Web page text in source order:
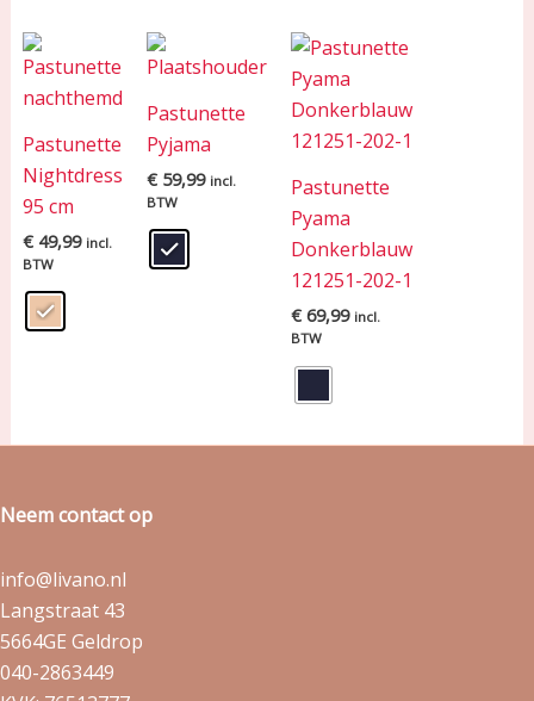
Pastunette
Nightdress
95 cm
€49,99 incl.
BTW
Pastunette
Pyjama
€59,99 incl.
BTW
Pastunette
Pyama
Donkerblauw
121251-202-1
€69,99 incl.
BTW
Neem contact op
info@livano.nl
Langstraat 43
5664GE Geldrop
040-2863449